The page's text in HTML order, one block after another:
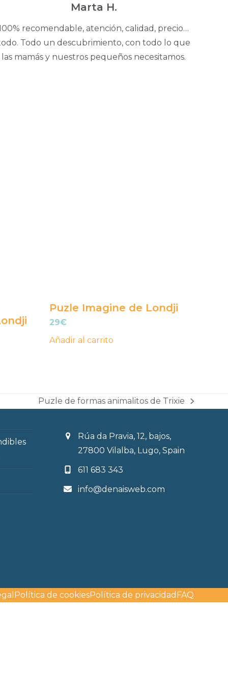
5
Marta H.
recomendable, atención, calidad, precio…
Todo un descubrimiento, con todo lo que
las mamás y nuestros pequeños necesitamos.
Puzle Imagine de Londji
29€
Añadir al carrito
next
Puzle de formas animalitos de Trixie
Rúa da Pravia, 12, bajos,
27800 Vilalba, Lugo, Spain
611 683 343
info@denaisweb.com
Política de cookiesPolítica de privacidad FAQ